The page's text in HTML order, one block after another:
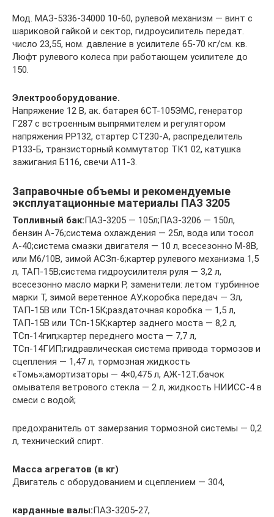
Мод. МАЗ-5336-34000 10-60, рулевой механизм — винт с
шариковой гайкой и сектор, гидроусилитель передат.
число 23,55, ном. давление в усилителе 65-70 кг/см. кв.
Люфт рулевого колеса при работающем усилителе до
150.
Электрооборудование.
Напряжение 12 В, ак. батарея 6СТ-105ЭМС, генератор
Г287 с встроенным выпрямителем и регулятором
напряжения РР132, стартер СТ230-А, распределитель
Р133-Б, транзисторный коммутатор ТК1 02, катушка
зажигания Б116, свечи А11-3.
Заправочные объемы и рекомендуемые
эксплуатационные материалы ПАЗ 3205
Топливный бак:ПАЗ-3205 — 105л;ПАЗ-3206 — 150л,
бензин А-76;система охлаждения — 25л, вода или тосол
А-40;система смазки двигателя — 10 л, всесезонно M-8B,
или М6/10В, зимой АСЗп-6;картер рулевого механизма 1,5
л, ТАП-15В;система гидроусилителя руля — 3,2 л,
всесезонно масло марки P, заменители: летом турбинное
марки Т, зимой веретенное АУ;коробка передач — Зл,
ТАП-15В или ТСп-15К;раздаточная коробка — 1,5 л,
ТАП-15В или ТСп-15К;картер заднего моста — 8,2 л,
ТСп-14гип;картер переднего моста — 7,7 л,
ТСп-14ГИП;гидравлическая система привода тормозов и
сцепления — 1,47 л, тормозная жидкость
«Томь»;амортизаторы — 4×0,475 л, АЖ-12Т;бачок
омывателя ветрового стекла — 2 л, жидкость НИИСС-4 в
смеси с водой;
предохранитель от замерзания тормозной системы — 0,2
л, технический спирт.
Масса агрегатов (в кг)
Двигатель с оборудованием и сцеплением — 304,
карданные валы:ПАЗ-3205-27,